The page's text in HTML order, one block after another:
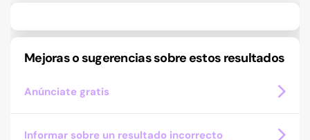
Mejoras o sugerencias sobre estos resultados
Anúnciate gratis
Informar sobre un resultado incorrecto